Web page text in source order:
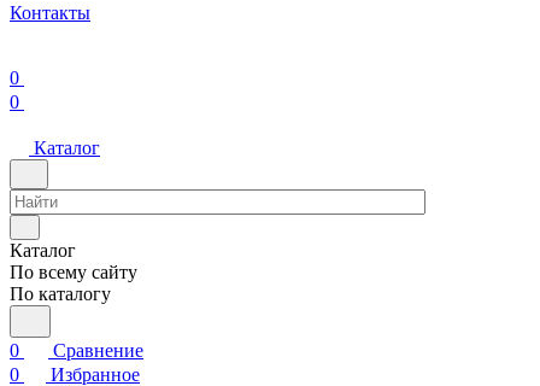
Контакты
0
0
Каталог
Каталог
По всему сайту
По каталогу
0
Сравнение
0
Избранное